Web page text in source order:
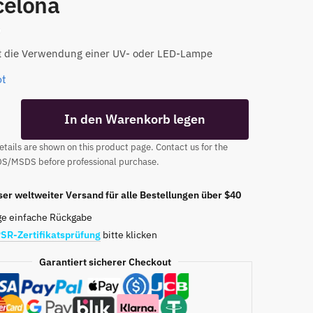
die Verwendung einer UV- oder LED-Lampe
In den Warenkorb legen
are shown on this product page. Contact us for the
MSDS before professional purchase.
weltweiter Versand für alle Bestellungen über $40
einfache Rückgabe
Zertifikatsprüfung bitte klicken
Garantiert sicherer Checkout